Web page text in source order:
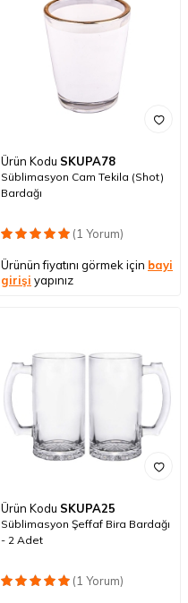
Ürün Kodu SKUPA78
Süblimasyon Cam Tekila (Shot)
Bardağı
(1 Yorum)
Ürünün fiyatını görmek için bayi
girişi yapınız
Ürün Kodu SKUPA25
Süblimasyon Şeffaf Bira Bardağı
- 2 Adet
(1 Yorum)